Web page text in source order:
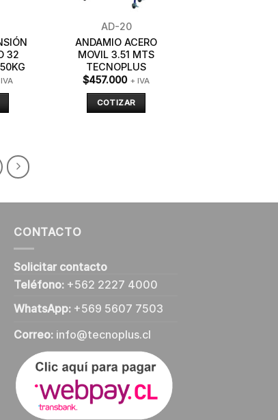
32
AD-20
ANDAMIO ACERO
MOVIL 3.51 MTS
TECNOPLUS
$457.000 + IVA
COTIZAR
CONTACTO
Solicitar contacto
Teléfono: +562 2227 4000
WhatsApp: +569 5607 7503
Correo: info@tecnoplus.cl